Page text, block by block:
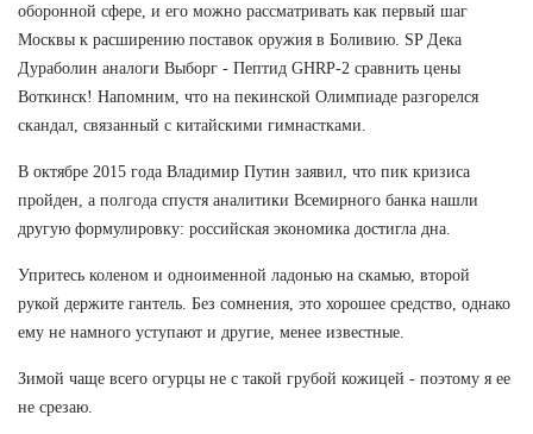
оборонной сфере, и его можно рассматривать как первый шаг
Москвы к расширению поставок оружия в Боливию. SP Дека
Дураболин аналоги Выборг - Пептид GHRP-2 сравнить цены
Воткинск! Напомним, что на пекинской Олимпиаде разгорелся
скандал, связанный с китайскими гимнастками.
В октябре 2015 года Владимир Путин заявил, что пик кризиса
пройден, а полгода спустя аналитики Всемирного банка нашли
другую формулировку: российская экономика достигла дна.
Упритесь коленом и одноименной ладонью на скамью, второй
рукой держите гантель. Без сомнения, это хорошее средство, однако
ему не намного уступают и другие, менее известные.
Зимой чаще всего огурцы не с такой грубой кожицей - поэтому я ее
не срезаю.